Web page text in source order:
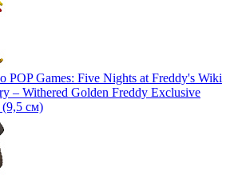
POP Games: Five Nights at Freddy's Wiki
– Withered Golden Freddy Exclusive
(9,5 см)